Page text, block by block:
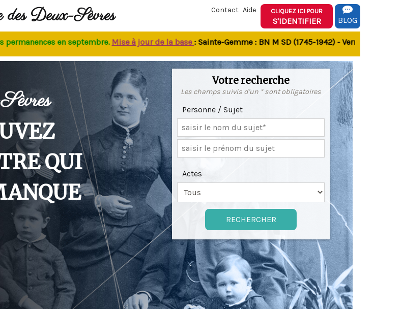
des Deux-Sèvres Contact Aide CLIQUEZ ICI POUR
S'IDENTIFIER BLOG
en septembre.Mise à jour de la base: Sainte-Gemme : BN M SD (1745-1942) - Verrines-sous-
QUI
Votre recherche
Les champs suivis d'un * sont obligatoires
Personne / Sujet
Actes